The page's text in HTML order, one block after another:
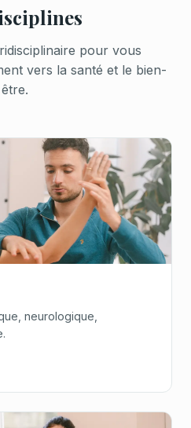
pour vous
vers la santé et le bien-
être.
neurologique,